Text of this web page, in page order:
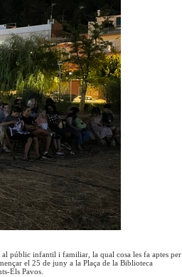
al públic infantil i familiar, la qual cosa les fa aptes per
el 25 de juny a la Plaça de la Biblioteca
Els Pavos.